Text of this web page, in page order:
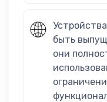
быть
они